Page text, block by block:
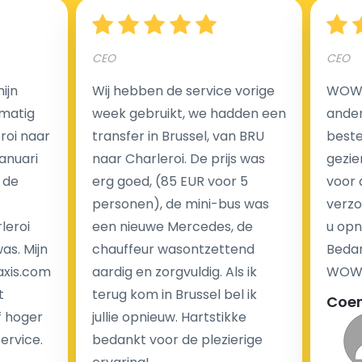
Hoeveel kost een luchthaven taxi transfer?
Een van de meest aantrekkelijke voordelen van
luchthaventaxi's is een vast tarief voor uw rit. In
tegenstelling tot traditionele taxi's met taxameter
brengen wij u geen extra kosten in rekening voor de
nachtrit.
We hebben geen ophaaltarief of extra kosten voor
wachttijd als uw vlucht vertraging heeft.
Kijk op onze website voor meer informatie over uw
transferkosten. Ons boekingsformulier bevat alle
mogelijke extra's die u kunt kiezen en de prijs die u
krijgt is transparant voor een passagier en een
naar
Mijn
hoger
CEO
Wij hebben de service vorige
week gebruikt, we hadden een
transfer in Brussel, van BRU
naar Charleroi. De prijs was
erg goed, (85 EUR voor 5
personen), de mini-bus was
een nieuwe Mercedes, de
chauffeur wasontzettend
aardig en zorgvuldig. Als ik
terug kom in Brussel bel ik
jullie opnieuw. Hartstikke
bedankt voor de plezierige
CEO
voor
u